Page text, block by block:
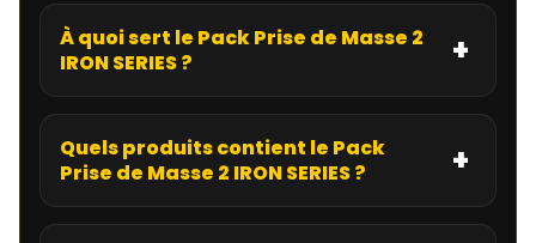
À quoi sert le Pack Prise de Masse 2
IRON SERIES ?
Quels produits contient le Pack
Prise de Masse 2 IRON SERIES ?